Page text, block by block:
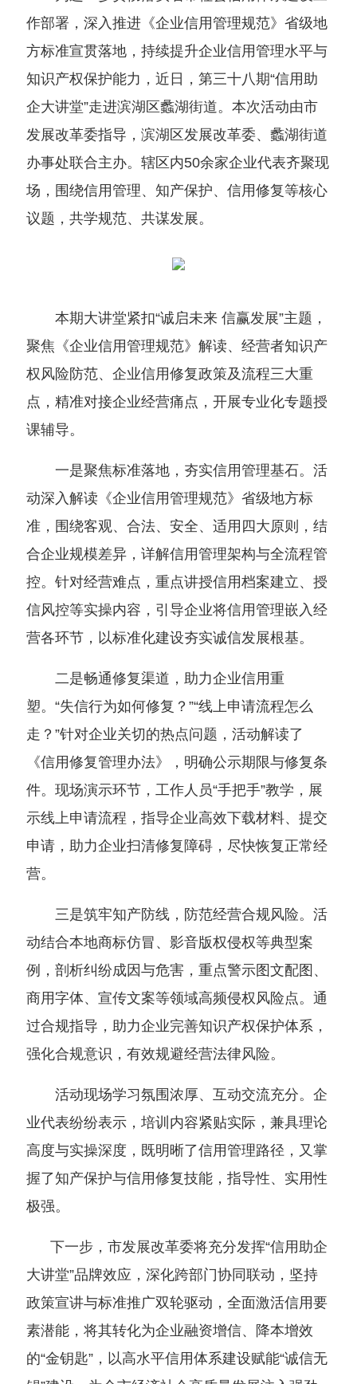
作部署，深入推进《企业信用管理规范》省级地
方标准宣贯落地，持续提升企业信用管理水平与
知识产权保护能力，近日，第三十八期“信用助
企大讲堂”走进滨湖区蠡湖街道。本次活动由市
发展改革委指导，滨湖区发展改革委、蠡湖街道
办事处联合主办。辖区内50余家企业代表齐聚现
场，围绕信用管理、知产保护、信用修复等核心
议题，共学规范、共谋发展。
本期大讲堂紧扣“诚启未来 信赢发展”主题，
聚焦《企业信用管理规范》解读、经营者知识产
权风险防范、企业信用修复政策及流程三大重
点，精准对接企业经营痛点，开展专业化专题授
课辅导。
一是聚焦标准落地，夯实信用管理基石。活
动深入解读《企业信用管理规范》省级地方标
准，围绕客观、合法、安全、适用四大原则，结
合企业规模差异，详解信用管理架构与全流程管
控。针对经营难点，重点讲授信用档案建立、授
信风控等实操内容，引导企业将信用管理嵌入经
营各环节，以标准化建设夯实诚信发展根基。
二是畅通修复渠道，助力企业信用重
塑。“失信行为如何修复？”“线上申请流程怎么
走？”针对企业关切的热点问题，活动解读了
《信用修复管理办法》，明确公示期限与修复条
件。现场演示环节，工作人员“手把手”教学，展
示线上申请流程，指导企业高效下载材料、提交
申请，助力企业扫清修复障碍，尽快恢复正常经
营。
三是筑牢知产防线，防范经营合规风险。活
动结合本地商标仿冒、影音版权侵权等典型案
例，剖析纠纷成因与危害，重点警示图文配图、
商用字体、宣传文案等领域高频侵权风险点。通
过合规指导，助力企业完善知识产权保护体系，
强化合规意识，有效规避经营法律风险。
活动现场学习氛围浓厚、互动交流充分。企
业代表纷纷表示，培训内容紧贴实际，兼具理论
高度与实操深度，既明晰了信用管理路径，又掌
握了知产保护与信用修复技能，指导性、实用性
极强。
下一步，市发展改革委将充分发挥“信用助企
大讲堂”品牌效应，深化跨部门协同联动，坚持
政策宣讲与标准推广双轮驱动，全面激活信用要
素潜能，将其转化为企业融资增信、降本增效
的“金钥匙”，以高水平信用体系建设赋能“诚信无